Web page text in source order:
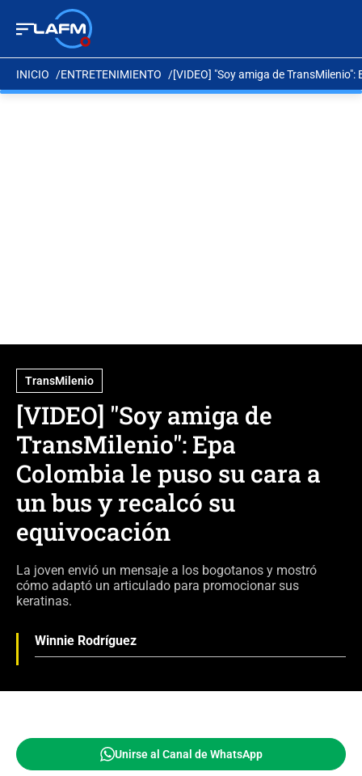
INICIO ENTRETENIMIENTO [VIDEO] "Soy amiga de
TransMilenio
[VIDEO] "Soy amiga de
TransMilenio": Epa
Colombia le puso su cara a
un bus y recalcó su
equivocación
La joven envió un mensaje a los bogotanos y mostró
cómo adaptó un articulado para promocionar sus
keratinas.
Winnie Rodríguez
Unirse al Canal de WhatsApp